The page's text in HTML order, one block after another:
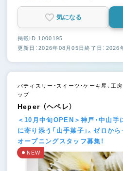
気になる
掲載ID 1000195
更新日：2026年08月05日終了日：2026
パティスリー・スイーツ・ケーキ屋、工
ップ
Heper （ヘペレ）
＜10月中旬OPEN＞神戸・中山
に寄り添う「山手菓子」。ゼロか
オープニングスタッフ募集！
NEW